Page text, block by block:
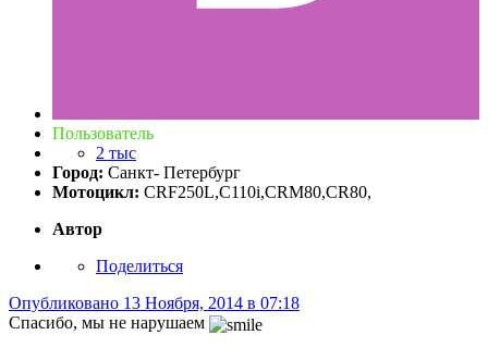
Пользователь
2 тыс
Город: Санкт- Петербург
Мотоцикл: CRF250L,С110i,CRM80,CR80,
Автор
Поделиться
Опубликовано 13 Ноября, 2014 в 07:18
Спасибо, мы не нарушаем